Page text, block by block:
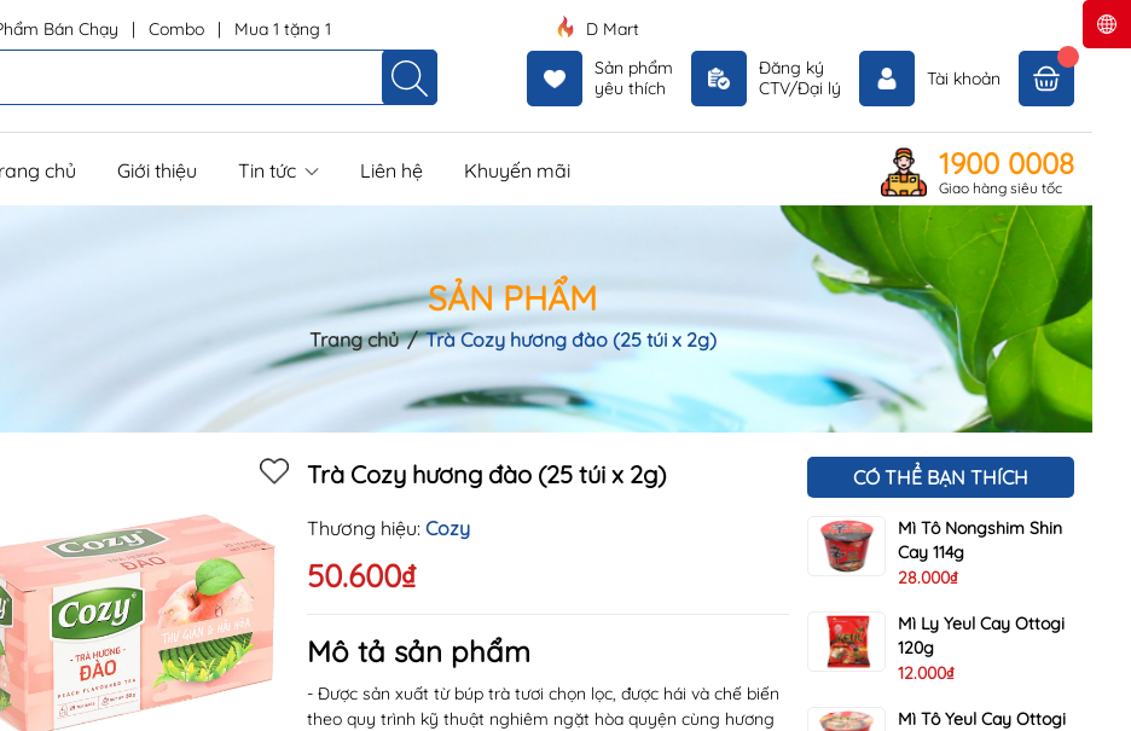
Bán Chạy | Combo | Mua 1 tặng 1
D Mart
Sản phẩm
yêu thích
Đăng ký
CTV/Đại lý
Tài khoản
chủ Giới thiệu Tin tức Liên hệ Khuyến mãi 1900 0008
Giao hàng siêu tốc
SẢN PHẨM
Trang chủ / Trà Cozy hương đào (25 túi x 2g)
Trà Cozy hương đào (25 túi x 2g)
Thương hiệu: Cozy
50.600₫
Mô tả sản phẩm
- Được sản xuất từ búp trà tươi chọn lọc, được hái và chế biến
theo quy trình kỹ thuật nghiêm ngặt hòa quyện cùng hương
Mã khuyến mãi:
Điều kiện:
CÓ THỂ BẠN THÍCH
Mì Tô Nongshim Shin
Cay 114g
28.000₫
Mì Ly Yeul Cay Ottogi
120g
12.000₫
Mì Tô Yeul Cay Ottogi